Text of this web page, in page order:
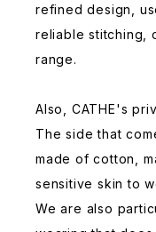
refined design,
reliable stitching,
range.
Also, CATHE's
The side that
made of cotton,
sensitive skin to
We are also